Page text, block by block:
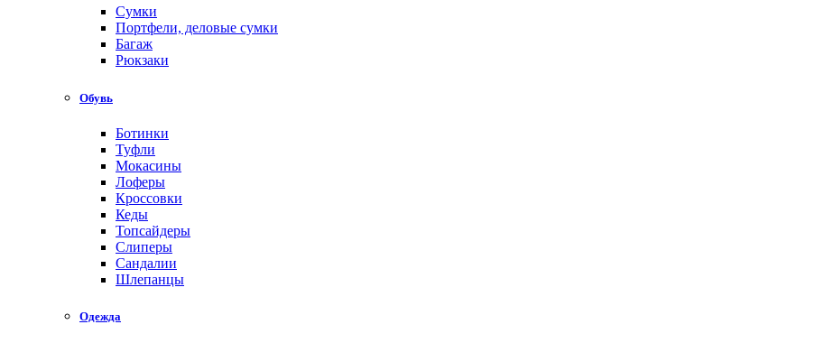
Сумки
Портфели, деловые сумки
Багаж
Рюкзаки
Обувь
Ботинки
Туфли
Мокасины
Лоферы
Кроссовки
Кеды
Топсайдеры
Слиперы
Сандалии
Шлепанцы
Одежда